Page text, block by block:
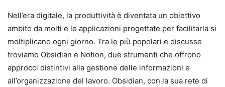
Nell’era digitale, la produttività è diventata un obiettivo
ambito da molti e le applicazioni progettate per facilitarla si
moltiplicano ogni giorno. Tra le più popolari e discusse
troviamo Obsidian e Notion, due strumenti che offrono
approcci distintivi alla gestione delle informazioni e
all’organizzazione del lavoro. Obsidian, con la sua rete di